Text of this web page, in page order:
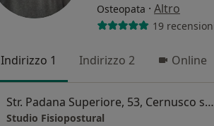
Osteopata · Altro
19
Indirizzo 1 Indirizzo 2 Online
Str. Padana Superiore, 53, Cernusco sul Naviglio
Studio Fisiopostural